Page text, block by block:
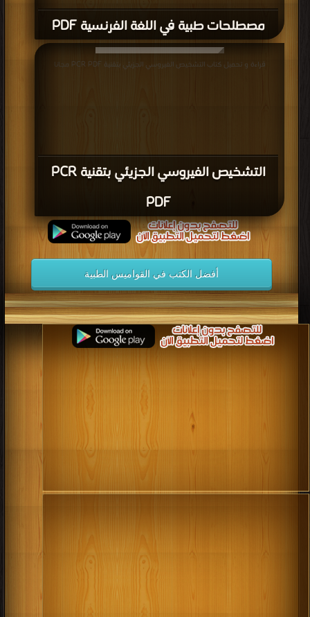
مصطلحات طبية في اللغة الفرنسية PDF
التشخيص الفيروسي الجزيئي بتقنية PCR
PDF
قراءة و تحميل كتاب التشخيص الفيروسي الجزيئي بتقنية PCR PDF مجانا
أفضل الكتب في القواميس الطبية